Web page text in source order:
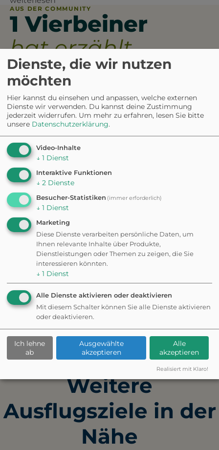
AUS DER COMMUNITY
1 Vierbeiner
hat erzählt.
4.0
5
0%
4
2
0%
1
aus 1 Bewertungen
Die atemberaubende Schlucht
bietet spektakuläre Ausblicke
Naturschauspiel.
Die Wege können bei starkem
Besucherandrang eng und
überfüllt sein.
✦ Eigene Bewertung schreiben
Fehler gefunden? Feedback senden
Weitere
Ausflugsziele in der
Nähe
Dienste, die wir nutzen
möchten
Hier kannst du einsehen und anpassen, welche externen
Dienste wir verwenden. Du kannst deine Zustimmung
jederzeit widerrufen. Um mehr zu erfahren, lesen Sie bitte
unsere Datenschutzerklärung.
Video-Inhalte
↓ 1 Dienst
Interaktive Funktionen
↓ 2 Dienste
Besucher-Statistiken (immer erforderlich)
↓ 1 Dienst
Marketing
Diese Dienste verarbeiten persönliche Daten, um
Ihnen relevante Inhalte über Produkte,
Dienstleistungen oder Themen zu zeigen, die Sie
interessieren könnten.
↓ 1 Dienst
Alle Dienste aktivieren oder deaktivieren
Mit diesem Schalter können Sie alle Dienste aktivieren
oder deaktivieren.
Ich lehne
ab
Ausgewählte
akzeptieren
Alle
akzeptieren
Realisiert mit Klaro!